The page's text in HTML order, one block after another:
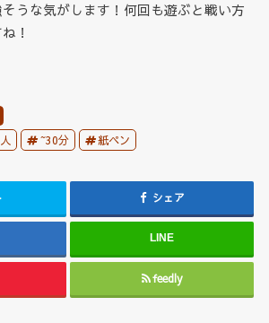
うな気がします！何回も遊ぶと戦い方
！
~30分 紙ペン
シェア
LINE
feedly